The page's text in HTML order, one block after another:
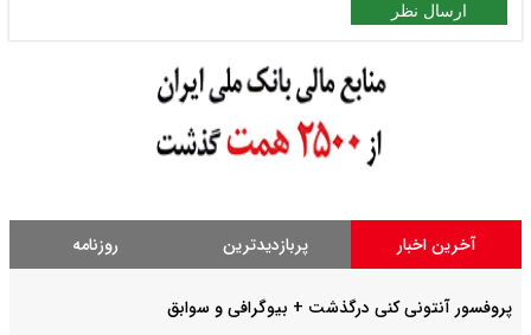
ارسال نظر
آخرین اخبار پربازدیدترین روزنامه
پروفسور آنتونی کنی درگذشت + بیوگرافی و سوابق